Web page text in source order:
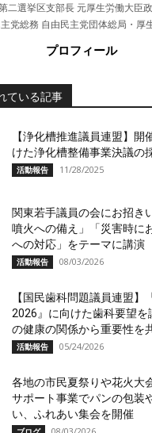
二選挙区支部長 元厚生労働大臣
党総務 自由民主党団体総局・厚
プロフィール
ている記事
【浄化槽推進議員連盟】開
けた浄化槽整備事業決議の
活動報告 11/28/2025
関東若手議員の会にお招き
噴火への備え」「災害時に
への対応」をテーマに講演
活動報告 08/03/2026
【国民歯科問題議員連盟】
2026』に向けた歯科要望を
の健康の関係から重要性を
活動報告 05/24/2026
各地の市民夏祭りや花火大
サポート事業でパンの包装
い、ふれあい集会を開催